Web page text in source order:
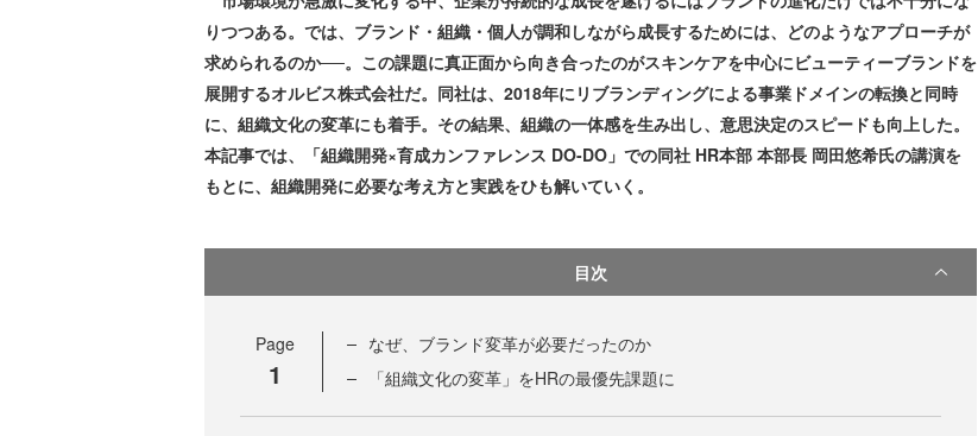
りつつある。では、ブランド・組織・個人が調和しながら成長するためには、どのようなアプローチが
求められるのか──。この課題に真正面から向き合ったのがスキンケアを中心にビューティーブランドを
展開するオルビス株式会社だ。同社は、2018年にリブランディングによる事業ドメインの転換と同時
に、組織文化の変革にも着手。その結果、組織の一体感を生み出し、意思決定のスピードも向上した。
本記事では、「組織開発×育成カンファレンス DO-DO」での同社 HR本部 本部長 岡田悠希氏の講演を
もとに、組織開発に必要な考え方と実践をひも解いていく。
目次
Page
1
なぜ、ブランド変革が必要だったのか
「組織文化の変革」をHRの最優先課題に